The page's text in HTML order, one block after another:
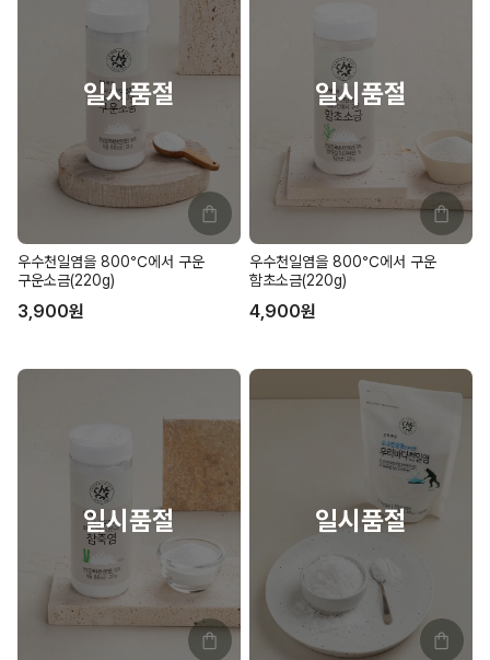
우수천일염을 800℃에서 구운
구운소금(220g)
3,900원
우수천일염을 800℃에서 구운
함초소금(220g)
4,900원